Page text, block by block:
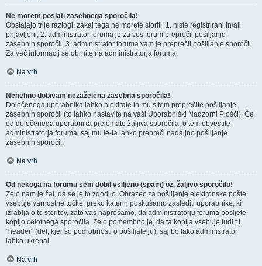
Ne morem poslati zasebnega sporočila!
Obstajajo trije razlogi, zakaj tega ne morete storiti: 1. niste registrirani in/ali
prijavljeni, 2. administrator foruma je za ves forum preprečil pošiljanje
zasebnih sporočil, 3. administrator foruma vam je preprečil pošiljanje sporočil.
Za več informacij se obrnite na administratorja foruma.
Na vrh
Nenehno dobivam nezaželena zasebna sporočila!
Določenega uporabnika lahko blokirate in mu s tem preprečite pošiljanje
zasebnih sporočil (to lahko nastavite na vaši Uporabniški Nadzorni Plošči). Če
od določenega uporabnika prejemate žaljiva sporočila, o tem obvestite
administratorja foruma, saj mu le-ta lahko prepreči nadaljno pošiljanje
zasebnih sporočil.
Na vrh
Od nekoga na forumu sem dobil vsiljeno (spam) oz. žaljivo sporočilo!
Zelo nam je žal, da se je to zgodilo. Obrazec za pošiljanje elektronske pošte
vsebuje varnostne točke, preko katerih poskušamo zaslediti uporabnike, ki
izrabljajo to storitev, zato vas naprošamo, da administratorju foruma pošljete
kopijo celotnega sporočila. Zelo pomembno je, da ta kopija vsebuje tudi t.i.
"header" (del, kjer so podrobnosti o pošiljatelju), saj bo tako administrator
lahko ukrepal.
Na vrh